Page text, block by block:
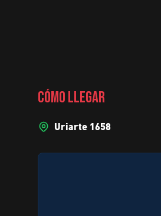
CÓMO LLEGAR
Uriarte 1658